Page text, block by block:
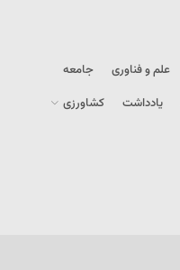
علم و فناوری
جامعه
یادداشت
کشاورزی